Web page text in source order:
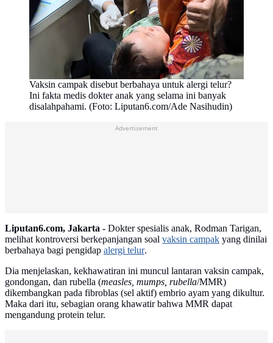
Vaksin campak disebut berbahaya untuk alergi telur?
Ini fakta medis dokter anak yang selama ini banyak
disalahpahami. (Foto: Liputan6.com/Ade Nasihudin)
Advertisement
Liputan6.com, Jakarta - Dokter spesialis anak, Rodman Tarigan,
melihat kontroversi berkepanjangan soal vaksin campak yang dinilai
berbahaya bagi pengidap alergi telur.
Dia menjelaskan, kekhawatiran ini muncul lantaran vaksin campak,
gondongan, dan rubella (measles, mumps, rubella/MMR)
dikembangkan pada fibroblas (sel aktif) embrio ayam yang dikultur.
Maka dari itu, sebagian orang khawatir bahwa MMR dapat
mengandung protein telur.